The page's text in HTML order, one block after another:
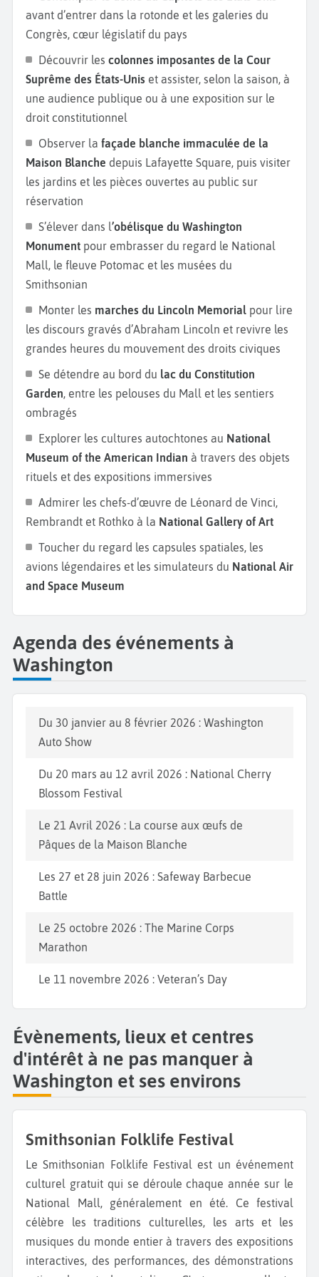
simulateurs. LeMusée national d’Histoire naturelle
quant à lui, abrite des fossiles de dinosaures, des
pierres précieuses et une impressionnante
collection d’insectes. Pour les amateurs de
botanique, leUnited States Botanic Garden,situé
près du Capitole, présente des serres tropicales, un
Pour enrichir votre votrevoyage à Washington,
pour des excursions autour de la ville. Le
national de Shenandoah, en Virginie, offre des
sentiers de randonnée dans les Appalaches et des
panoramas spectaculaires sur la Skyline Drive.
Annapolis, capitale du Maryland, séduit par son port
le musée d’art Walters, l’aquarium national et le
quartier historique de Fell’s Point. Enfin, Gettysburg
haut lieu de la guerre de Sécession, permet de
visiter le champ de bataille et le musée national
dédié à ce tournant de l’histoire américaine.
avant d’entrer dans la rotonde et les galeries du
Congrès, cœur législatif du pays
Découvrir les colonnes imposantes de la Cour
Suprême des États-Unis et assister, selon la saison, à
une audience publique ou à une exposition sur le
droit constitutionnel
Observer la façade blanche immaculée de la
Maison Blanche depuis Lafayette Square, puis visiter
les jardins et les pièces ouvertes au public sur
réservation
S’élever dans l’obélisque du Washington
Monument pour embrasser du regard le National
Mall, le fleuve Potomac et les musées du
Smithsonian
Monter les marches du Lincoln Memorial pour lire
les discours gravés d’Abraham Lincoln et revivre les
grandes heures du mouvement des droits civiques
Se détendre au bord du lac du Constitution
Garden, entre les pelouses du Mall et les sentiers
ombragés
Explorer les cultures autochtones au National
Museum of the American Indian à travers des objets
rituels et des expositions immersives
Admirer les chefs-d’œuvre de Léonard de Vinci,
Rembrandt et Rothko à la National Gallery of Art
Toucher du regard les capsules spatiales, les
avions légendaires et les simulateurs du National Air
and Space Museum
Agenda des événements à
Washington
Du 30 janvier au 8 février 2026 : Washington
Auto Show
Du 20 mars au 12 avril 2026 : National Cherry
Blossom Festival
Le 21 Avril 2026 : La course aux œufs de
Pâques de la Maison Blanche
Les 27 et 28 juin 2026 : Safeway Barbecue
Battle
Le 25 octobre 2026 : The Marine Corps
Marathon
Le 11 novembre 2026 : Veteran’s Day
Évènements, lieux et centres
d'intérêt à ne pas manquer à
Washington et ses environs
Smithsonian Folklife Festival
Le Smithsonian Folklife Festival est un événement
culturel gratuit qui se déroule chaque année sur le
National Mall, généralement en été. Ce festival
célèbre les traditions culturelles, les arts et les
musiques du monde entier à travers des expositions
interactives, des performances, des démonstrations